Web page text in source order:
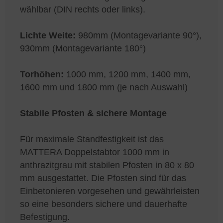
wählbar (DIN rechts oder links).
Lichte Weite: 980mm (Montagevariante 90°),
930mm (Montagevariante 180°)
Torhöhen: 1000 mm, 1200 mm, 1400 mm,
1600 mm und 1800 mm (je nach Auswahl)
Stabile Pfosten & sichere Montage
Für maximale Standfestigkeit ist das
MATTERA Doppelstabtor 1000 mm in
anthrazitgrau mit stabilen Pfosten in 80 x 80
mm ausgestattet. Die Pfosten sind für das
Einbetonieren vorgesehen und gewährleisten
so eine besonders sichere und dauerhafte
Befestigung.